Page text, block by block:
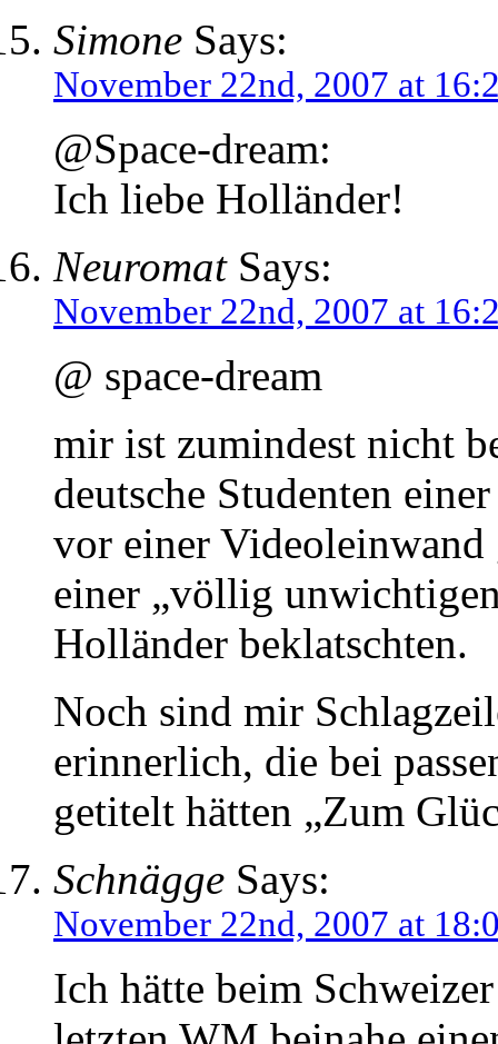
Simone Says:
November 22nd, 2007 at
@Space-dream:
Ich liebe Holländer!
NeuromatSays:
November 22nd, 2007 at
@ space-dream
mir ist zumindest nicht
deutsche Studenten
vor einer Videoleinwand
einer „völlig
Holländer beklatschten.
Noch sind mir
erinnerlich, die bei
getitelt hätten „Zum
Schnägge Says:
November 22nd, 2007 at
Ich hätte beim